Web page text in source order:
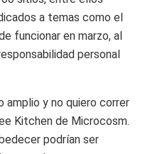
a temas como el
funcionar en marzo, al
personal
amplio y no quiero correr
Kitchen de Microcosm.
podrían ser